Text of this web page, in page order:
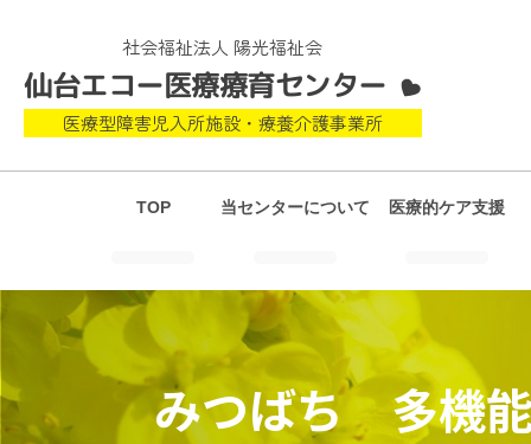
社会福祉法人 陽光福祉会
仙台エコー医療療育センター
医療型障害児入所施設・療養介護事業所
TOP 当センターについて 医療的ケア支援
みつばち 多機